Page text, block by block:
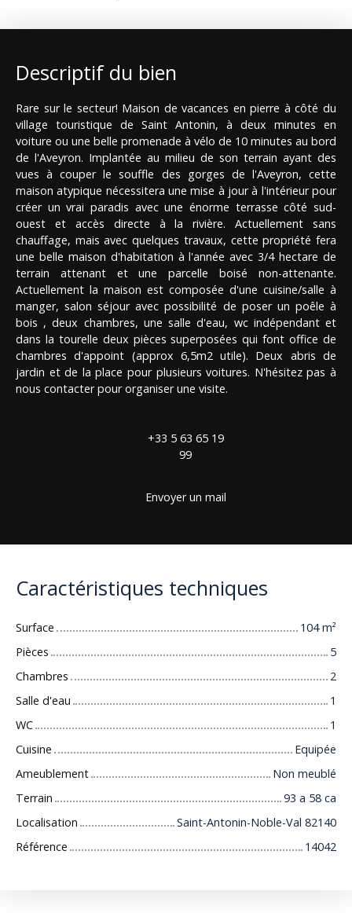
Descriptif du bien
Rare sur le secteur! Maison de vacances en pierre à côté du
village touristique de Saint Antonin, à deux minutes en
voiture ou une belle promenade à vélo de 10 minutes au bord
de l'Aveyron. Implantée au milieu de son terrain ayant des
vues à couper le souffle des gorges de l'Aveyron, cette
maison atypique nécessitera une mise à jour à l'intérieur pour
créer un vrai paradis avec une énorme terrasse côté sud-
ouest et accès directe à la rivière. Actuellement sans
chauffage, mais avec quelques travaux, cette propriété fera
une belle maison d'habitation à l'année avec 3/4 hectare de
terrain attenant et une parcelle boisé non-attenante.
Actuellement la maison est composée d'une cuisine/salle à
manger, salon séjour avec possibilité de poser un poêle à
bois , deux chambres, une salle d'eau, wc indépendant et
dans la tourelle deux pièces superposées qui font office de
chambres d'appoint (approx 6,5m2 utile). Deux abris de
jardin et de la place pour plusieurs voitures. N'hésitez pas à
nous contacter pour organiser une visite.
+33 5 63 65 19
99
Envoyer un mail
Caractéristiques techniques
Surface 104m²
Pièces
5
Chambres
2
Salle d'eau
1
WC
1
Cuisine
Equipée
Ameublement
Non meublé
Terrain
93 a 58 ca
Localisation
Saint-Antonin-Noble-Val 82140
Référence
14042